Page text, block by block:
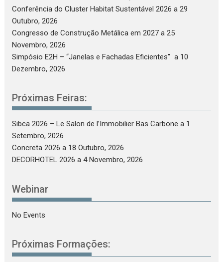
Conferência do Cluster Habitat Sustentável 2026 a 29
Outubro, 2026
Congresso de Construção Metálica em 2027 a 25
Novembro, 2026
Simpósio E2H – “Janelas e Fachadas Eficientes” a 10
Dezembro, 2026
Próximas Feiras:
Sibca 2026 – Le Salon de l’Immobilier Bas Carbone a 1
Setembro, 2026
Concreta 2026 a 18 Outubro, 2026
DECORHOTEL 2026 a 4 Novembro, 2026
Webinar
No Events
Próximas Formações: